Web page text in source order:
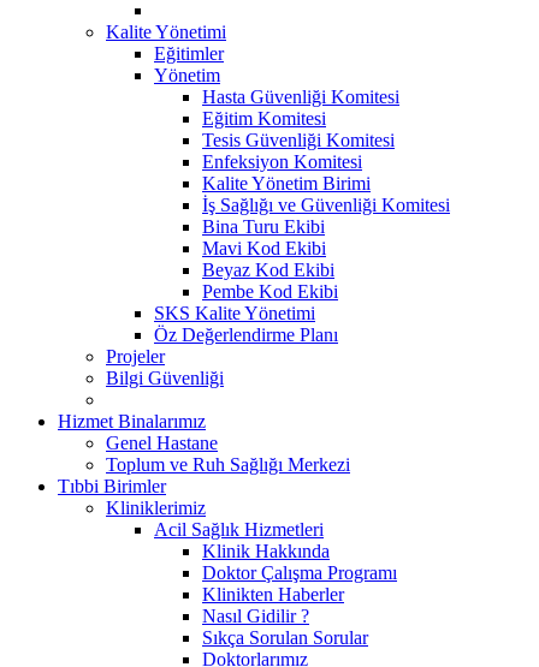
Kalite Yönetimi
Eğitimler
Yönetim
Hasta Güvenliği Komitesi
Eğitim Komitesi
Tesis Güvenliği Komitesi
Enfeksiyon Komitesi
Kalite Yönetim Birimi
İş Sağlığı ve Güvenliği Komitesi
Bina Turu Ekibi
Mavi Kod Ekibi
Beyaz Kod Ekibi
Pembe Kod Ekibi
SKS Kalite Yönetimi
Öz Değerlendirme Planı
Projeler
Bilgi Güvenliği
Hizmet Binalarımız
Genel Hastane
Toplum ve Ruh Sağlığı Merkezi
Tıbbi Birimler
Kliniklerimiz
Acil Sağlık Hizmetleri
Klinik Hakkında
Doktor Çalışma Programı
Klinikten Haberler
Nasıl Gidilir ?
Sıkça Sorulan Sorular
Doktorlarımız